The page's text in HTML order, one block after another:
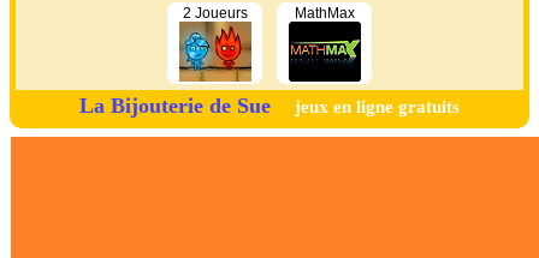
2 Joueurs MathMax
La Bijouterie de Sue jeux en ligne gratuits